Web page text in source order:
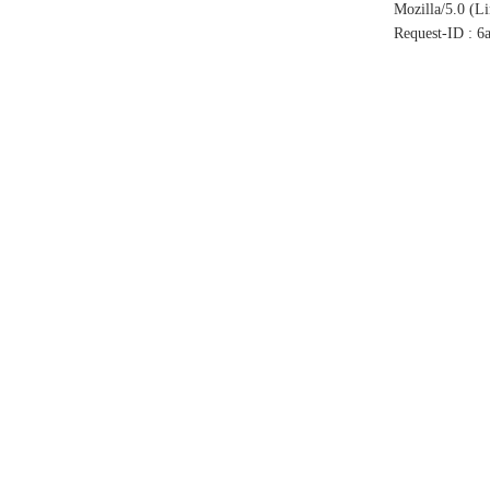
Mozilla/5.0
Request-ID :